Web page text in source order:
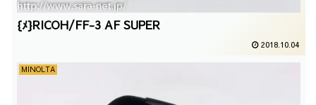
{ﾒ}RICOH/FF-3 AF SUPER
2018.10.04
MINOLTA